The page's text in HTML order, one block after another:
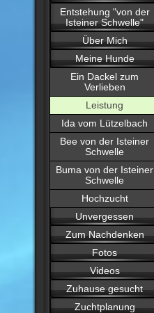
Entstehung "von der
Isteiner Schwelle"
Über Mich
Meine Hunde
Ein Dackel zum
Verlieben
Leistung
Ida vom Lützelbach
Bee von der Isteiner
Schwelle
Buma von der Isteiner
Schwelle
Hochzucht
Unvergessen
Zum Nachdenken
Fotos
Videos
Zuhause gesucht
Zuchtplanung